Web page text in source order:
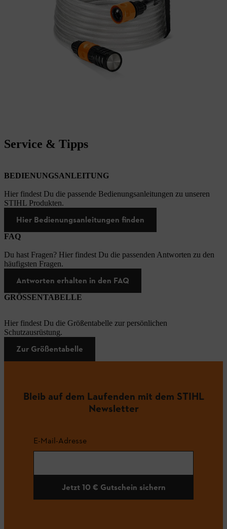
Service & Tipps
BEDIENUNGSANLEITUNG
Hier findest Du die passende Bedienungsanleitungen zu unseren
STIHL Produkten.
Hier Bedienungsanleitungen finden
FAQ
Du hast Fragen? Hier findest Du die passenden Antworten zu den
häufigsten Fragen.
Antworten erhalten in den FAQ
GRÖSSENTABELLE
Hier findest Du die Größentabelle zur persönlichen
Schutzausrüstung.
Zur Größentabelle
Bleib auf dem Laufenden mit dem STIHL
Newsletter
E-Mail-Adresse
Jetzt 10 € Gutschein sichern